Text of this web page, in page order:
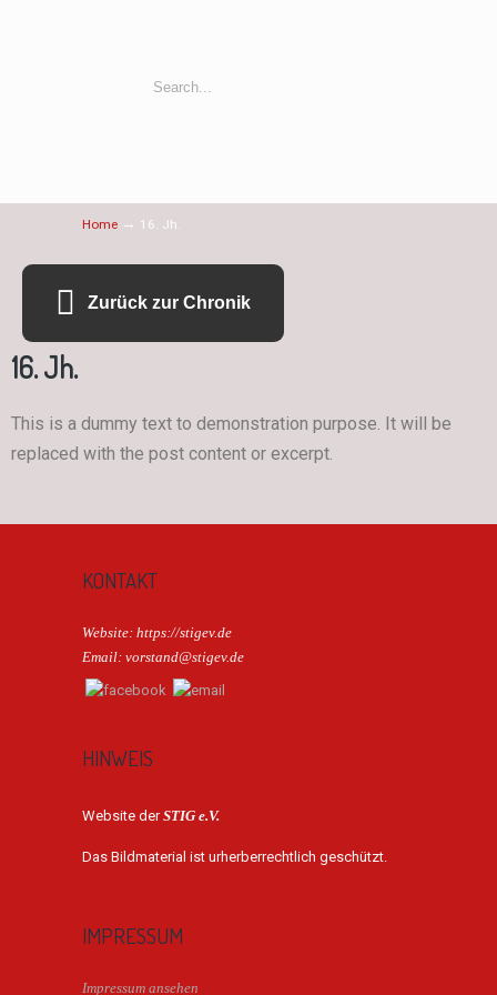
Home → 16. Jh.
Zurück zur Chronik
16. Jh.
This is a dummy text to demonstration purpose. It will be
replaced with the post content or excerpt.
KONTAKT
Website: https://stigev.de
Email: vorstand@stigev.de
HINWEIS
Website derSTIG e.V.
Das Bildmaterial ist urherberrechtlich geschützt.
IMPRESSUM
Impressum ansehen